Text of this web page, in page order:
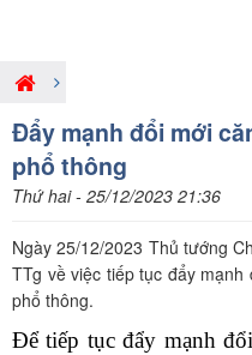
Hoạt động PBGDPL ở
Đẩy mạnh đổi mới
phổ thông
Thứ hai - 25/12/2023 21:36
Ngày 25/12/2023 Thủ tướng
TTg về việc tiếp tục đẩy
phổ thông.
Để tiếp tục đẩy mạnh